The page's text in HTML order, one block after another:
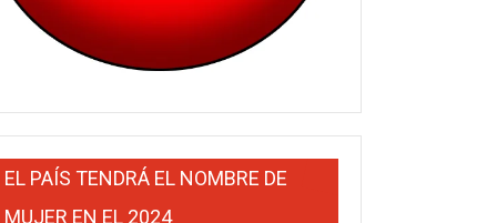
EL PAÍS TENDRÁ EL NOMBRE DE
MUJER EN EL 2024